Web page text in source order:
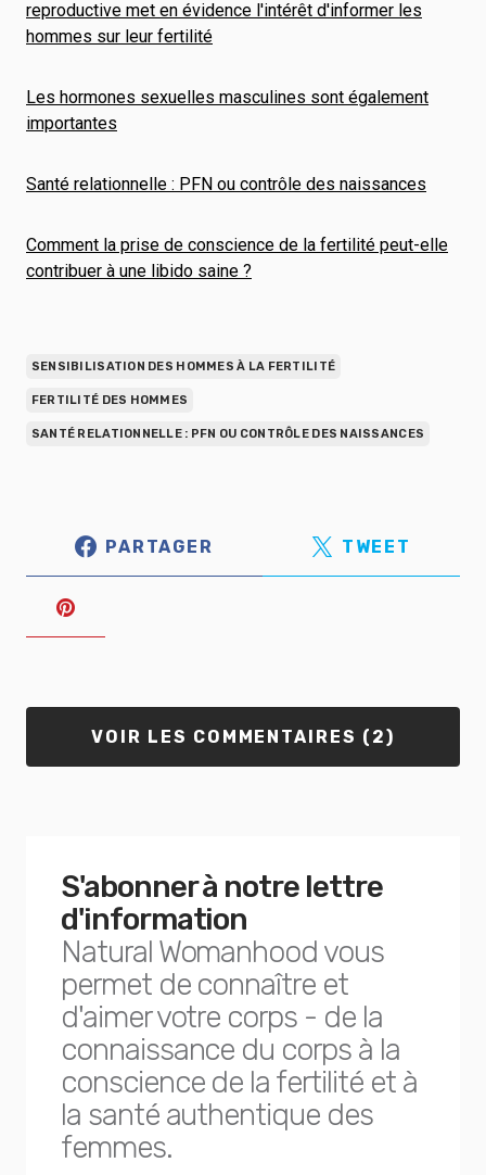
reproductive met en évidence l'intérêt d'informer les
hommes sur leur fertilité
Les hormones sexuelles masculines sont également
importantes
Santé relationnelle : PFN ou contrôle des naissances
Comment la prise de conscience de la fertilité peut-elle
contribuer à une libido saine ?
SENSIBILISATION DES HOMMES À LA FERTILITÉ
FERTILITÉ DES HOMMES
SANTÉ RELATIONNELLE : PFN OU CONTRÔLE DES NAISSANCES
PARTAGER TWEET
VOIR LES COMMENTAIRES (2)
S'abonner à notre lettre
d'information
Natural Womanhood vous
permet de connaître et
d'aimer votre corps - de la
connaissance du corps à la
conscience de la fertilité et à
la santé authentique des
femmes.